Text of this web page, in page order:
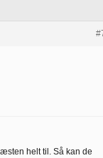
helt til. Så kan de